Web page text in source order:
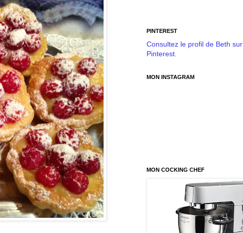
PINTEREST
Consultez le profil de Beth sur
Pinterest.
MON INSTAGRAM
MON COCKING CHEF